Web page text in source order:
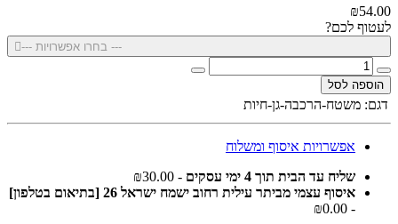
₪54.00
לעטוף לכם?
--- בחרו אפשרויות ---
הוספה לסל
דגם: משטח-הרכבה-גן-חיות
אפשרויות איסוף ומשלוח
שליח עד הבית תוך 4 ימי עסקים
- ₪30.00
איסוף עצמי מביתר עילית רחוב ישמח ישראל 26 [בתיאום בטלפון]
- ₪0.00